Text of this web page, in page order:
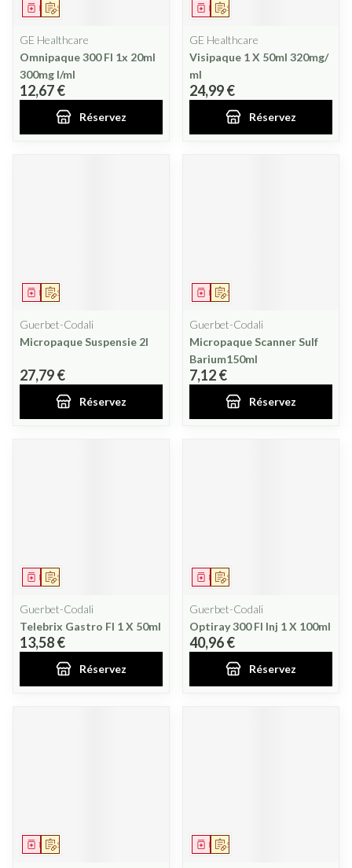
Sur prescription
Médicament
GE Healthcare
Omnipaque 300 Fl 1x 20ml
300mg I/ml
12,67 €
Réservez
Sur prescription
Médicament
GE Healthcare
Visipaque 1 X 50ml 320mg/
ml
24,99 €
Réservez
Sur prescription
Médicament
Guerbet-Codali
Micropaque Suspensie 2l
27,79 €
Réservez
Sur prescription
Médicament
Guerbet-Codali
Micropaque Scanner Sulf
Barium150ml
7,12 €
Réservez
Sur prescription
Médicament
Guerbet-Codali
Telebrix Gastro Fl 1 X 50ml
13,58 €
Réservez
Sur prescription
Médicament
Guerbet-Codali
Optiray 300 Fl Inj 1 X 100ml
40,96 €
Réservez
Sur prescription
Médicament Sur prescription
Médicament